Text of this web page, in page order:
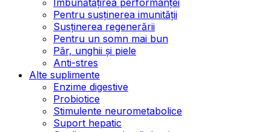
Pentru susținerea imunității
Susținerea regenerării
Pentru un somn mai bun
Păr, unghii și piele
Anti-stres
Alte suplimente
Enzime digestive
Probiotice
Stimulente neurometabolice
Suport hepatic